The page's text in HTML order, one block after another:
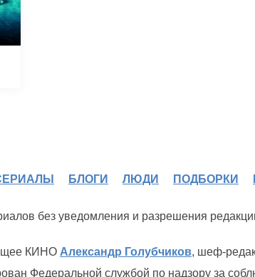
БЛОГИ ЛЮДИ ПОДБОРКИ
без уведомления и разрешения
КИНО Александр Голубчиков, шеф-
Федеральной службой по надзору за